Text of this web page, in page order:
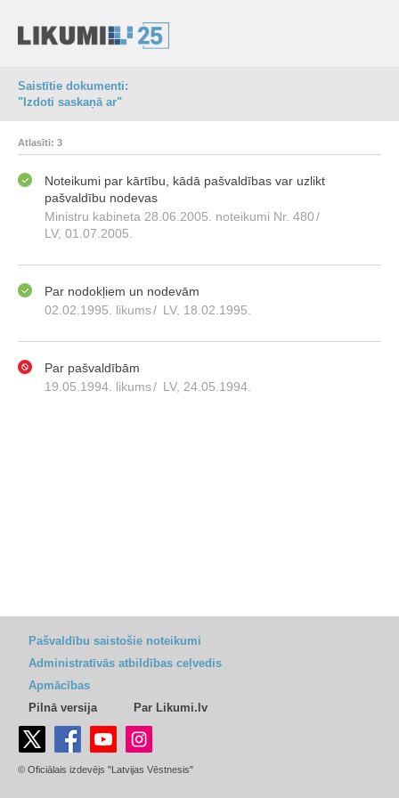
Saistītie dokumenti:
"Izdoti saskaņā ar"
Atlasīti: 3
Noteikumi par kārtību, kādā pašvaldības var uzlikt
pašvaldību nodevas
Ministru kabineta 28.06.2005. noteikumi Nr. 480/
LV, 01.07.2005.
Par nodokļiem un nodevām
02.02.1995. likums/ LV, 18.02.1995.
Par pašvaldībām
19.05.1994. likums/ LV, 24.05.1994.
Pašvaldību saistošie noteikumi
Administratīvās atbildības ceļvedis
Apmācības
Pilnā versija
Par Likumi.lv
© Oficiālais izdevējs "Latvijas Vēstnesis"